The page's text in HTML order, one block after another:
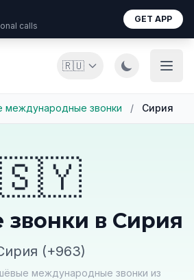
calls
GET APP
🇷🇺
звонки / Сирия
🇸🇾
в Сирия
(+963)
международные звонки из